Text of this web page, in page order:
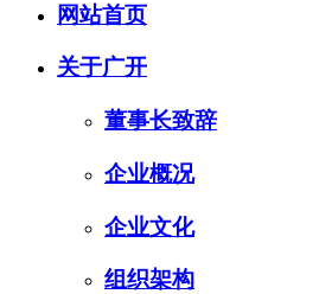
网站首页
关于广开
董事长致辞
企业概况
企业文化
组织架构